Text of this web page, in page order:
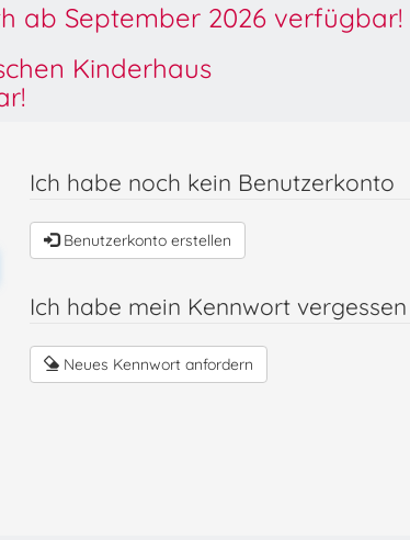
ab September 2026 verfügbar!
Kinderhaus
Ich habe noch kein Benutzerkonto
Benutzerkonto erstellen
Ich habe mein Kennwort vergessen
Neues Kennwort anfordern